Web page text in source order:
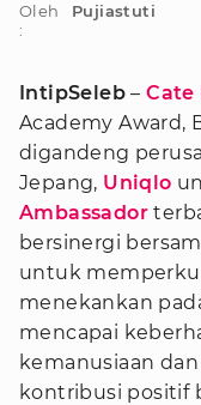
Oleh
:
Pujiastuti
IntipSeleb –Cate
Academy Award,
digandeng
Jepang, Uniqlo
Ambassador
bersinergi
untuk
menekankan
mencapai
kemanusiaan
kontribusi positif